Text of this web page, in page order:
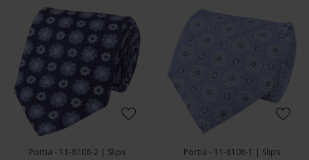
Portia - 11-8108-2 | Slips
Portia - 11-8108-1 | Slips